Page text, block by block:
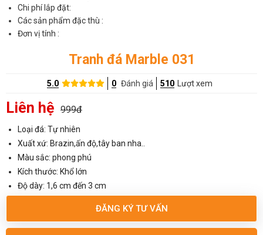
Chi phí lắp đặt:
Các sản phẩm đặc thù :
Đơn vị tính :
Tranh đá Marble 031
5.0 0 Đánh giá 510 Lượt xem
Liên hệ 999đ
Loại đá: Tự nhiên
Xuất xứ: Brazin,ấn độ,tây ban nha..
Màu sắc: phong phú
Kích thước: Khổ lớn
Độ dày: 1,6 cm đến 3 cm
ĐĂNG KÝ TƯ VẤN